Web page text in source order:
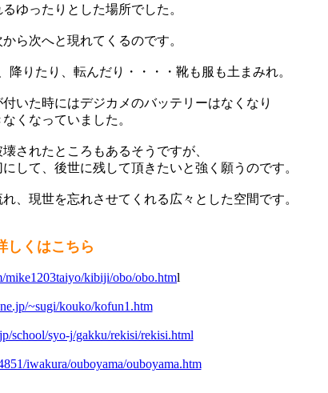
ゆったりとした場所でした。
ら次へと現れてくるのです。
りたり、転んだり・・・・靴も服も土まみれ。
いた時にはデジカメのバッテリーはなくなり
くなっていました。
されたところもあるそうですが、
して、後世に残して頂きたいと強く願うのです。
、現世を忘れさせてくれる広々とした空間です。
しくはこちら
mike1203taiyo/kibiji/obo/obo.html
~sugi/kouko/kofun1.htm
school/syo-j/gakku/rekisi/rekisi.html
iwakura/ouboyama/ouboyama.htm